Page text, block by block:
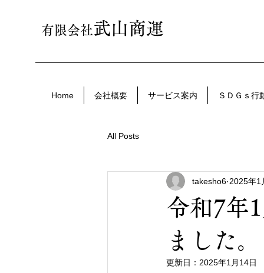
有限会社武山商運
Home 会社概要 サービス案内 ＳＤＧｓ行
All Posts
令和7年
ました。
takesho6 2025年1
更新日： 2025年1月14日